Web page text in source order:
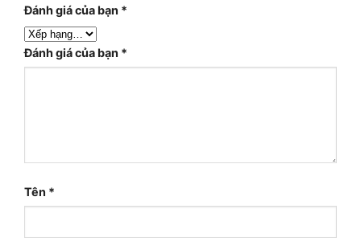
Đánh giá của bạn *
Đánh giá của bạn *
Tên *